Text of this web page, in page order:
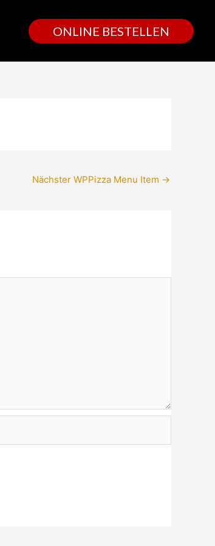
ONLINE BESTELLEN
Nächster WPPizza Menu Item →